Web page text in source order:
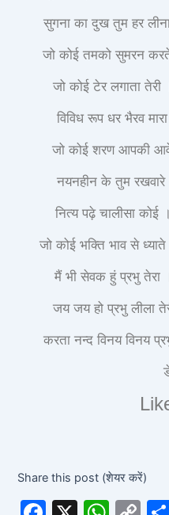
सुगना का दुख तुम हर
जो कोई तमको सुमरन
जो कोई टेर लगाता
विविध रूप धर भैरव
जो कोई शरण आपकी
नयनहीन के तुम
नित्य पढ़े चालीसा कोई
जो कोई भक्ति भाव से
मैं भी सेवक हुं प्रभु तेरा
जय जय हो प्रभु लीला
करता नन्द विनय विनय
Share this post (शेयर करें)